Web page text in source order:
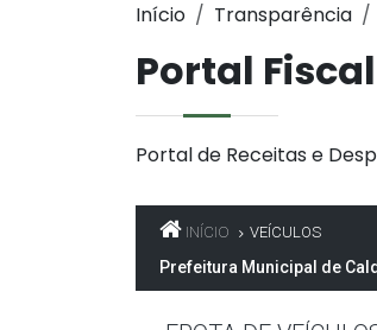
Início Transparência
Portal Fiscal
Portal de Receitas e